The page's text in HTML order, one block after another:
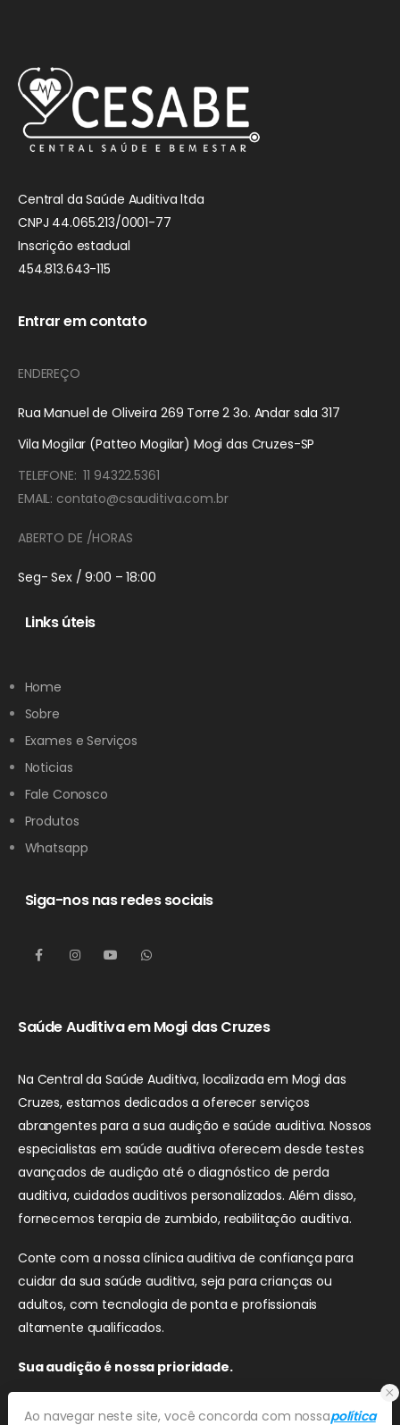
Central da Saúde Auditiva ltda
CNPJ 44.065.213/0001-77
Inscrição estadual
454.813.643-115
Entrar em contato
ENDEREÇO
Rua Manuel de Oliveira 269 Torre 2 3o. Andar sala 317
Vila Mogilar (Patteo Mogilar) Mogi das Cruzes-SP
TELEFONE: 11 94322.5361
EMAIL: contato@csauditiva.com.br
ABERTO DE /HORAS
Seg- Sex / 9:00 – 18:00
Links úteis
Home
Sobre
Exames e Serviços
Noticias
Fale Conosco
Produtos
Whatsapp
Siga-nos nas redes sociais
Saúde Auditiva em Mogi das Cruzes
Na Central da Saúde Auditiva, localizada em Mogi das
Cruzes, estamos dedicados a oferecer serviços
abrangentes para a sua audição e saúde auditiva. Nossos
especialistas em saúde auditiva oferecem desde testes
avançados de audição até o diagnóstico de perda
auditiva, cuidados auditivos personalizados. Além disso,
fornecemos terapia de zumbido, reabilitação auditiva.
Conte com a nossa clínica auditiva de confiança para
cuidar da sua saúde auditiva, seja para crianças ou
adultos, com tecnologia de ponta e profissionais
altamente qualificados.
Sua audição é nossa prioridade.
Ao navegar neste site, você concorda com nossapolítica